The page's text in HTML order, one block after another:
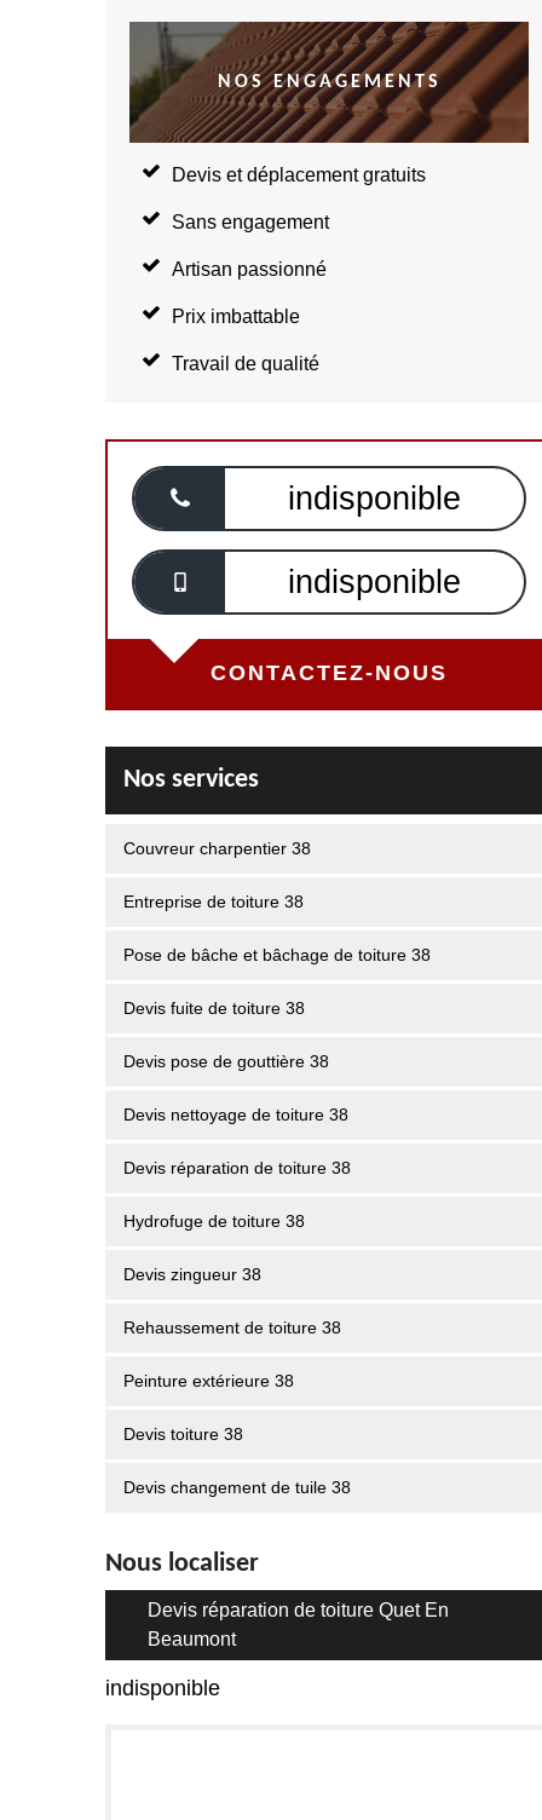
NOS ENGAGEMENTS
Devis et déplacement gratuits
Sans engagement
Artisan passionné
Prix imbattable
Travail de qualité
indisponible
indisponible
CONTACTEZ-NOUS
Nos services
Couvreur charpentier 38
Entreprise de toiture 38
Pose de bâche et bâchage de toiture 38
Devis fuite de toiture 38
Devis pose de gouttière 38
Devis nettoyage de toiture 38
Devis réparation de toiture 38
Hydrofuge de toiture 38
Devis zingueur 38
Rehaussement de toiture 38
Peinture extérieure 38
Devis toiture 38
Devis changement de tuile 38
Nous localiser
Devis réparation de toiture Quet En
Beaumont
indisponible